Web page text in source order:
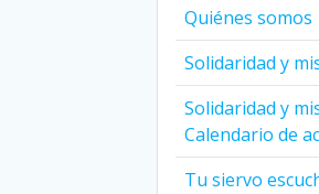
Quiénes somos
Solidaridad y
Solidaridad y
Calendario de
Tu siervo